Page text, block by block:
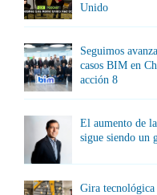
Unido
Seguimos
casos BIM en
acción 8
El aumento de
sigue siendo un
Gira